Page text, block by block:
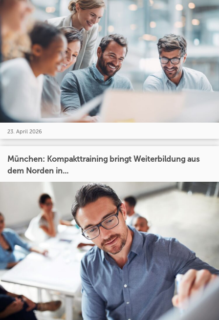
23. April 2026
München: Kompakttraining bringt Weiterbildung aus
dem Norden in...